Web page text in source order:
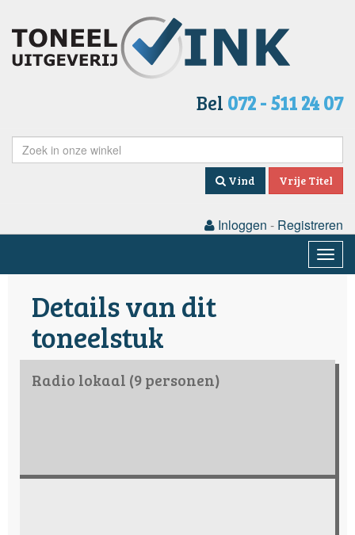
Bel 072 - 511 24 07
Vind Vrije Titel
Inloggen - Registreren
Details van dit
toneelstuk
Radio lokaal (9 personen)